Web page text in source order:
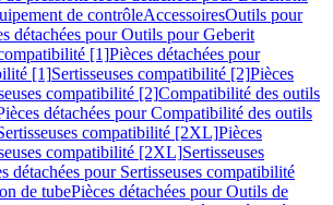
de contrôleAccessoiresOutils pour
détachées pour Outils pour Geberit
[1]Pièces détachées pour
[1]Sertisseuses compatibilité [2]Pièces
compatibilité [2]Compatibilité des outils
détachées pour Compatibilité des outils
compatibilité [2XL]Pièces
compatibilité [2XL]Sertisseuses
détachées pour Sertisseuses compatibilité
de tubePièces détachées pour Outils de